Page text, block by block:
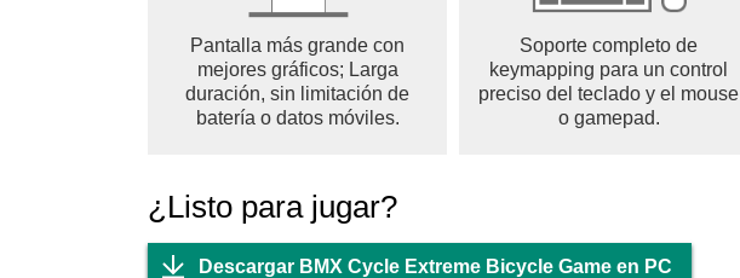
Pantalla más grande con
mejores gráficos; Larga
duración, sin limitación de
batería o datos móviles.
Soporte completo de
keymapping para un control
preciso del teclado y el mouse
o gamepad.
¿Listo para jugar?
Descargar BMX Cycle Extreme Bicycle Game en PC